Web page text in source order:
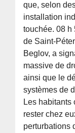
que, selon
installation
touchée. 08 h
de Saint-
Beglov, a
massive de
ainsi que le
systèmes de
Les habitants
rester chez
perturbations